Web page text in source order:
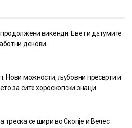
викенди: Еве ги датумите
денови
Нови можности, љубовни пресврти и
за сите хороскопски знаци
треска се шири во Скопје и Велес